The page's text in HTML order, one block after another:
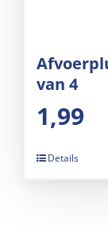
van 4
1,99
Details